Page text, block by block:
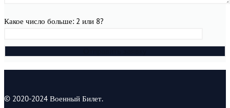
Какое число больше: 2 или 8?
© 2020-2024 Военный Билет.